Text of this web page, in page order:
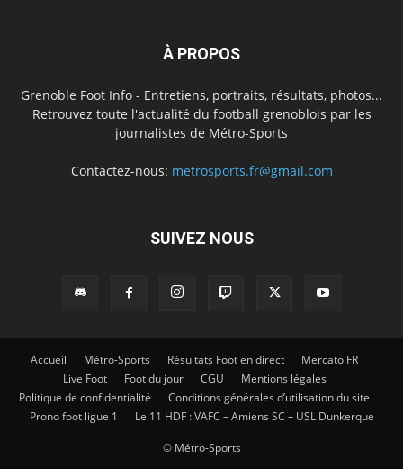
À PROPOS
Grenoble Foot Info - Entretiens, portraits, résultats, photos...
Retrouvez toute l'actualité du football grenoblois par les
journalistes de Métro-Sports
Contactez-nous: metrosports.fr@gmail.com
SUIVEZ NOUS
Accueil Métro-Sports Résultats Foot en direct
Mercato FR
Live Foot
Foot du jour CGU
Mentions légales
Politique de confidentialité
Conditions générales d’utilisation du site
Prono foot ligue 1
Le 11 HDF : VAFC – Amiens SC – USL Dunkerque
© Métro-Sports